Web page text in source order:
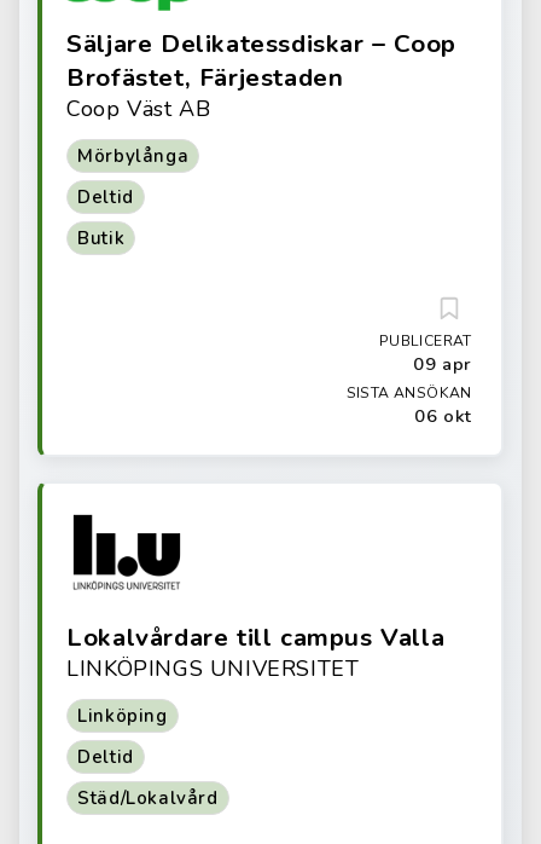
Säljare Delikatessdiskar – Coop
Brofästet, Färjestaden
Coop Väst AB
Mörbylånga
Deltid
Butik
PUBLICERAT
09 apr
SISTA ANSÖKAN
06 okt
Lokalvårdare till campus Valla
LINKÖPINGS UNIVERSITET
Linköping
Deltid
Städ/Lokalvård